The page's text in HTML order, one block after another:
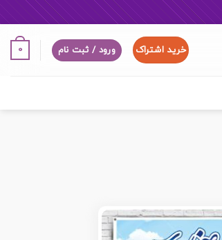
خرید اشتراک ورود / ثبت نام 0